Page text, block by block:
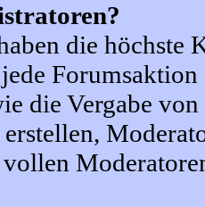
die höchste
die Vergabe